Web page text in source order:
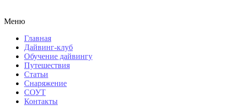
Меню
Главная
Дайвинг-клуб
Обучение дайвингу
Путешествия
Статьи
Снаряжение
СОУТ
Контакты